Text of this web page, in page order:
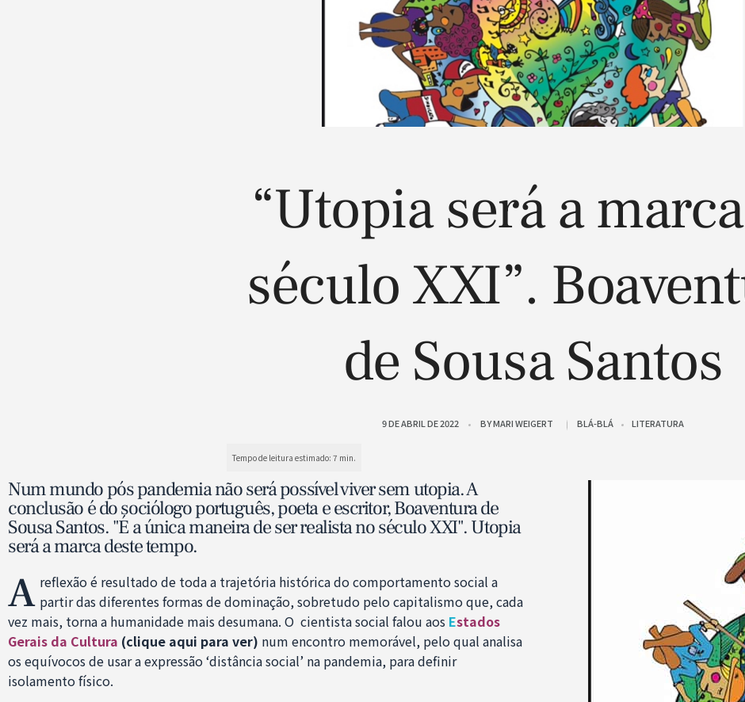
“Utopia será a
século XXI”.
de Sousa Santos
9 DE ABRIL DE 2022 BYMARI WEIGERT BLÁ-BLÁ LITERATURA
Num mundo pós pandemia não será possível viver sem utopia. A
conclusão é do sociólogo português, poeta e escritor, Boaventura de
Sousa Santos. "É a única maneira de ser realista no século XXI". Utopia
será a marca deste tempo.
A reflexão é resultado de toda a trajetória histórica do comportamento social a
partir das diferentes formas de dominação, sobretudo pelo capitalismo que, cada
vez mais, torna a humanidade mais desumana. O cientista social falou aos Estados
Gerais da Cultura (clique aqui para ver) num encontro memorável, pelo qual analisa
os equívocos de usar a expressão ‘distância social’ na pandemia, para definir
isolamento físico.